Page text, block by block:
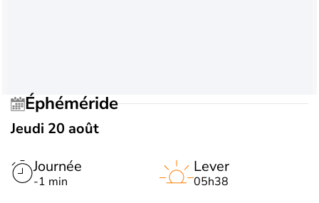
Éphéméride
Jeudi 20 août
Journée
-1 min
Lever
05h38